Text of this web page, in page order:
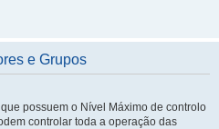
e Grupos
possuem o Nível Máximo de controlo
controlar toda a operação das